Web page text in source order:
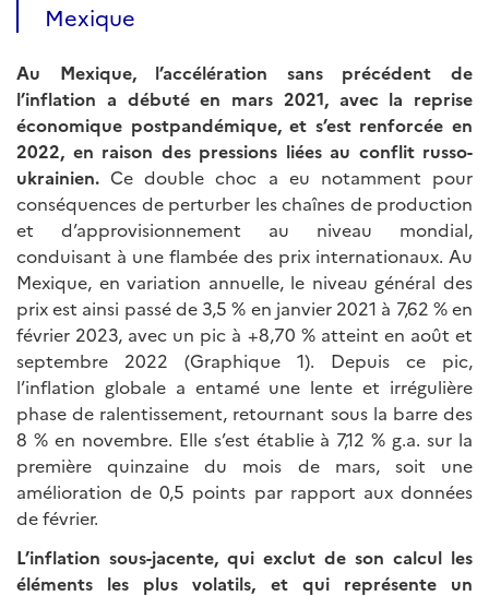
Mexique
Au Mexique, l’accélération sans précédent de
l’inflation a débuté en mars 2021, avec la reprise
économique postpandémique, et s’est renforcée en
2022, en raison des pressions liées au conflit russo-
ukrainien. Ce double choc a eu notamment pour
conséquences de perturber les chaînes de production
et d’approvisionnement au niveau mondial,
conduisant à une flambée des prix internationaux. Au
Mexique, en variation annuelle, le niveau général des
prix est ainsi passé de 3,5 % en janvier 2021 à 7,62 % en
février 2023, avec un pic à +8,70 % atteint en août et
septembre 2022 (Graphique 1). Depuis ce pic,
l’inflation globale a entamé une lente et irrégulière
phase de ralentissement, retournant sous la barre des
8 % en novembre. Elle s’est établie à 7,12 % g.a. sur la
première quinzaine du mois de mars, soit une
amélioration de 0,5 points par rapport aux données
de février.
L’inflation sous-jacente, qui exclut de son calcul les
éléments les plus volatils, et qui représente un